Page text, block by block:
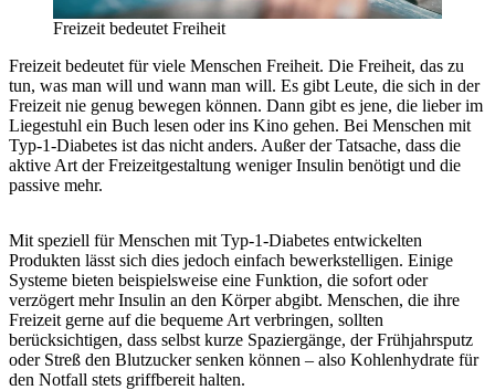
Freizeit bedeutet Freiheit
Freizeit bedeutet für viele Menschen Freiheit. Die Freiheit, das zu
tun, was man will und wann man will. Es gibt Leute, die sich in der
Freizeit nie genug bewegen können. Dann gibt es jene, die lieber im
Liegestuhl ein Buch lesen oder ins Kino gehen. Bei Menschen mit
Typ-1-Diabetes ist das nicht anders. Außer der Tatsache, dass die
aktive Art der Freizeitgestaltung weniger Insulin benötigt und die
passive mehr.
Mit speziell für Menschen mit Typ-1-Diabetes entwickelten
Produkten lässt sich dies jedoch einfach bewerkstelligen. Einige
Systeme bieten beispielsweise eine Funktion, die sofort oder
verzögert mehr Insulin an den Körper abgibt. Menschen, die ihre
Freizeit gerne auf die bequeme Art verbringen, sollten
berücksichtigen, dass selbst kurze Spaziergänge, der Frühjahrsputz
oder Streß den Blutzucker senken können – also Kohlenhydrate für
den Notfall stets griffbereit halten.